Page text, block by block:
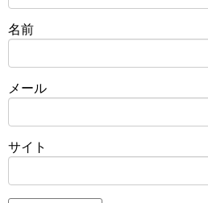
名前
メール
サイト